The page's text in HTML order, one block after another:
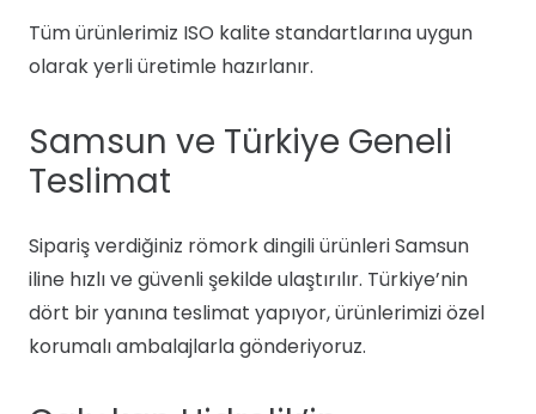
Tüm ürünlerimiz ISO kalite standartlarına uygun
olarak yerli üretimle hazırlanır.
Samsun ve Türkiye Geneli
Teslimat
Sipariş verdiğiniz römork dingili ürünleri Samsun
iline hızlı ve güvenli şekilde ulaştırılır. Türkiye’nin
dört bir yanına teslimat yapıyor, ürünlerimizi özel
korumalı ambalajlarla gönderiyoruz.